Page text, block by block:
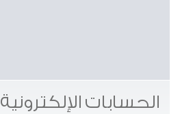
الحسابات الإلكترونية